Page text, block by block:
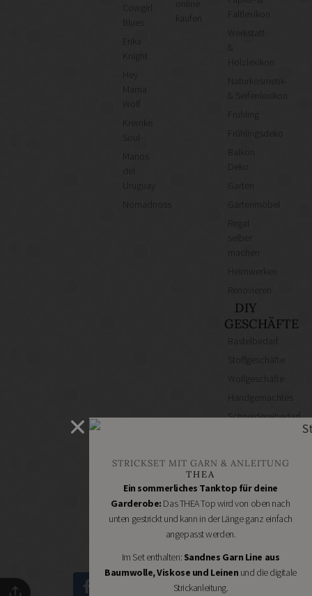
Cowgirl
Knight
Mama
Wolf
Kremke
Manos
Uruguay
Nomadnoss
kaufen
Faltlexikon
Werkstatt-
&
Holzlexikon
Naturkosmetik-
& Seifenlexikon
Frühling
Frühlingsdeko
Balkon
Deko
Garten
Gartenmöbel
Regal
Heimwerken
DIY
GESCHÄFTE
Bastelbedarf
Stoffgeschäfte
Wollgeschäfte
Handgemachtes
Schneidereibedarf
Handarbeitszubehör
Online
Shops
Schmuckzubehör
Nähmaschinen
STRICKSET MIT GARN & ANLEITUNG
THEA
Ein sommerliches Tanktop für deine
Garderobe: Das THEA Top wird von oben nach
unten gestrickt und kann in der Länge ganz einfach
angepasst werden.
Im Set enthalten: Sandnes Garn Line aus
Baumwolle, Viskose und Leinen und die digitale
Strickanleitung.